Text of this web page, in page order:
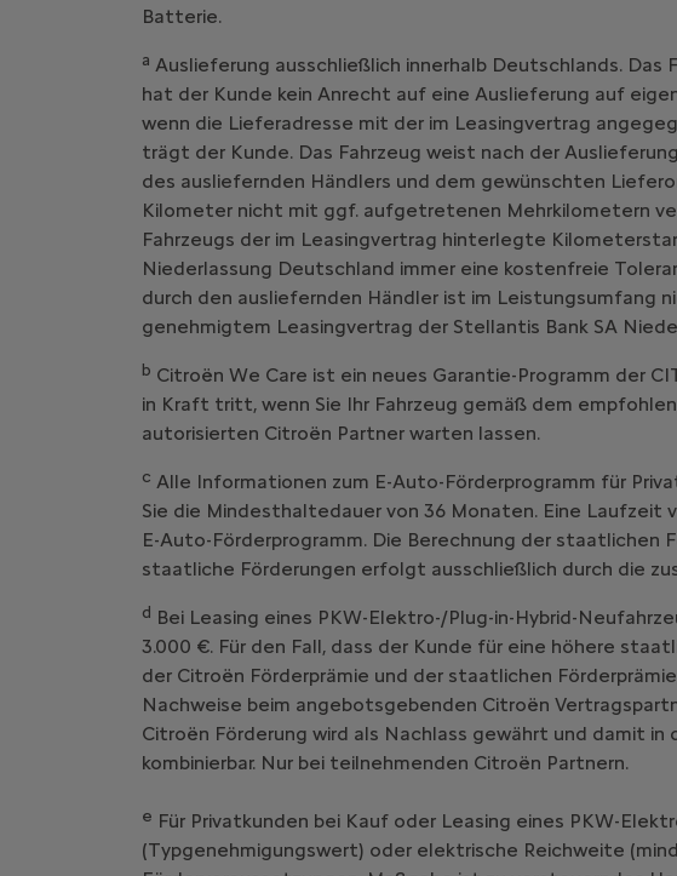
Batterie.
a Auslieferung ausschließlich innerhalb Deutschlands.
hat der Kunde kein Anrecht auf eine Auslieferung auf
wenn die Lieferadresse mit der im Leasingvertrag
trägt der Kunde. Das Fahrzeug weist nach der
des ausliefernden Händlers und dem gewünschten
Kilometer nicht mit ggf. aufgetretenen Mehrkilometern
Fahrzeugs der im Leasingvertrag hinterlegte
Niederlassung Deutschland immer eine kostenfreie
durch den ausliefernden Händler ist im Leistungsumfang
genehmigtem Leasingvertrag der Stellantis Bank SA
b Citroën We Care ist ein neues Garantie-Programm der
in Kraft tritt, wenn Sie Ihr Fahrzeug gemäß dem
autorisierten Citroën Partner warten lassen.
c Alle Informationen zum E-Auto-Förderprogramm für
Sie die Mindesthaltedauer von 36 Monaten. Eine
E-Auto-Förderprogramm. Die Berechnung der staatlichen
staatliche Förderungen erfolgt ausschließlich durch die
d Bei Leasing eines PKW-Elektro-/Plug-in-Hybrid-
3.000 €. Für den Fall, dass der Kunde für eine höhere
der Citroën Förderprämie und der staatlichen
Nachweise beim angebotsgebenden Citroën
Citroën Förderung wird als Nachlass gewährt und damit
kombinierbar. Nur bei teilnehmenden Citroën Partnern.
e Für Privatkunden bei Kauf oder Leasing eines PKW-
(Typgenehmigungswert) oder elektrische Reichweite